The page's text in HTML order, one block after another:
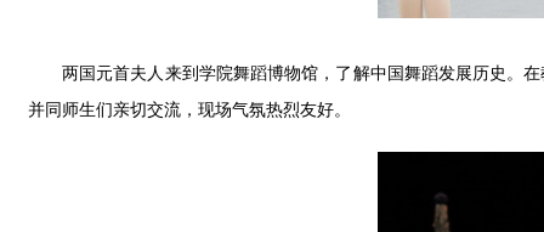
两国元首夫人来到学院舞蹈博物馆，了解中国舞蹈发展历史。
并同师生们亲切交流，现场气氛热烈友好。